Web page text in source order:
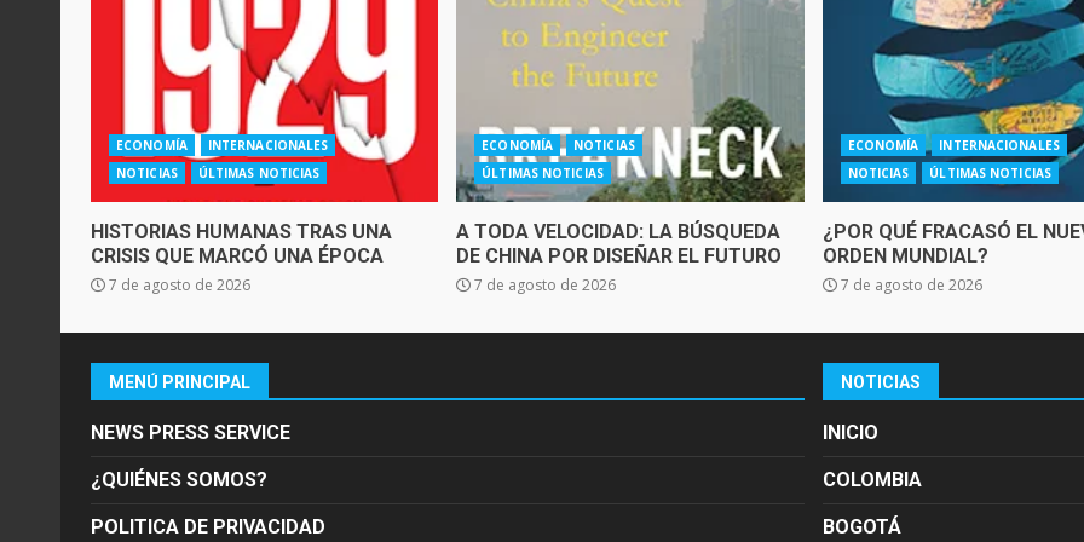
ECONOMÍA
INTERNACIONALES
NOTICIAS
ÚLTIMAS NOTICIAS
HISTORIAS HUMANAS TRAS UNA
CRISIS QUE MARCÓ UNA ÉPOCA
7 de agosto de 2026
ECONOMÍA
NOTICIAS
ÚLTIMAS NOTICIAS
A TODA VELOCIDAD: LA BÚSQUEDA
DE CHINA POR DISEÑAR EL FUTURO
7 de agosto de 2026
ECONOMÍA
INTERNACIONALES
NOTICIAS
ÚLTIMAS NOTICIAS
¿POR QUÉ FRACASÓ EL
ORDEN MUNDIAL?
7 de agosto de 2026
MENÚ PRINCIPAL
NEWS PRESS SERVICE
¿QUIÉNES SOMOS?
POLITICA DE PRIVACIDAD
NOTICIAS
INICIO
COLOMBIA
BOGOTÁ